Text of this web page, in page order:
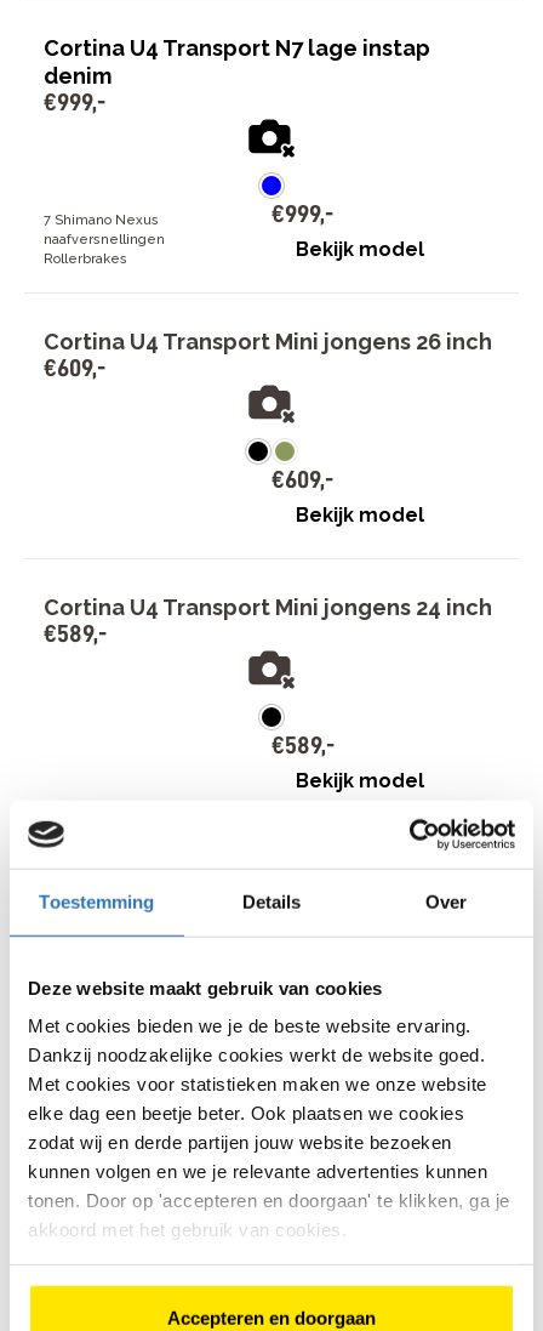
Toestemming Details Over
Deze website maakt gebruik van cookies
Met cookies bieden we je de beste website ervaring.
Dankzij noodzakelijke cookies werkt de website goed.
Met cookies voor statistieken maken we onze website
elke dag een beetje beter. Ook plaatsen we cookies
zodat wij en derde partijen jouw website bezoeken
kunnen volgen en we je relevante advertenties kunnen
tonen. Door op 'accepteren en doorgaan' te klikken, ga je
akkoord met het gebruik van cookies.
Accepteren en doorgaan
Cortina U4 Transport N7 lage instap
denim
€999,-
7 Shimano Nexus
naafversnellingen
Rollerbrakes
€999,-
Bekijk model
Cortina U4 Transport Mini jongens 26 inch
€609,-
€609,-
Bekijk model
Cortina U4 Transport Mini jongens 24 inch
€589,-
€589,-
Bekijk model
Abus Yarnit 4004K-110 kettingslot
+
Licht en flexibel kettingslot dat
makkelijk mee te nemen is
Sterke combinatie van textiel en
gehard staal voor goede
bescherming
Anti picking cilinder voor extra
veiligheid tegen diefstal
€ 84,95
Bekijk model
Selle Royal Brave Moderate zadel
€59,90